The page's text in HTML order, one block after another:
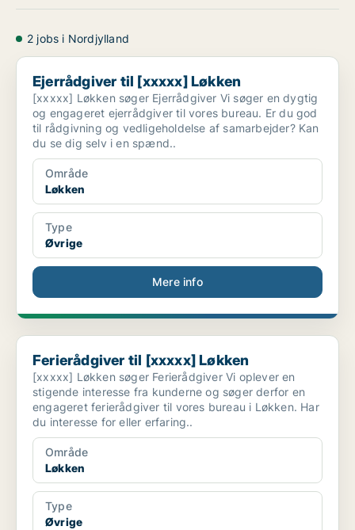
2 jobs i Nordjylland
Ejerrådgiver til [xxxxx] Løkken
Ejerrådgiver til [xxxxx] Løkken
[xxxxx] Løkken søger Ejerrådgiver Vi søger en dygtig
og engageret ejerrådgiver til vores bureau. Er du god
til rådgivning og vedligeholdelse af samarbejder? Kan
du se dig selv i en spænd..
Område
Løkken
Type
Øvrige
Mere info
Ferierådgiver til [xxxxx] Løkken
Ferierådgiver til [xxxxx] Løkken
[xxxxx] Løkken søger Ferierådgiver Vi oplever en
stigende interesse fra kunderne og søger derfor en
engageret ferierådgiver til vores bureau i Løkken. Har
du interesse for eller erfaring..
Område
Løkken
Type
Øvrige